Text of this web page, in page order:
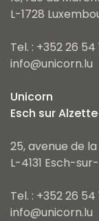
L-1728
Tel. : +352 26 54
info@unicorn.lu
Unicorn
Esch sur
25, avenue de
L-4131 Esch-
Tel. : +352 26 54
info@unicorn.lu